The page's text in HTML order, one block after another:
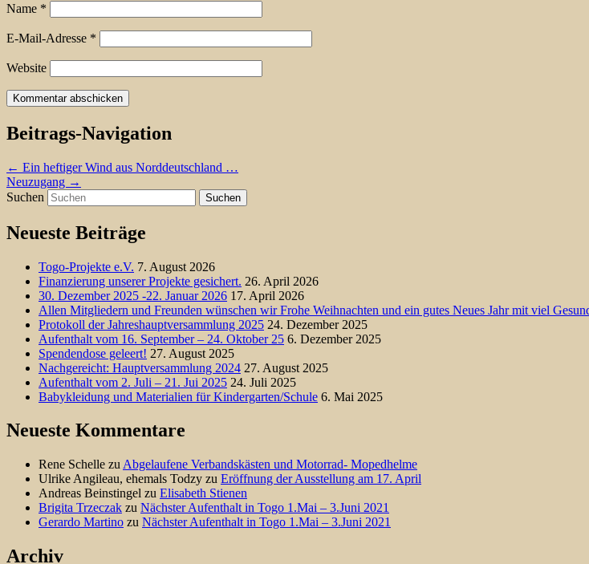
Name *
E-Mail-Adresse *
Website
Beitrags-Navigation
← Ein heftiger Wind aus Norddeutschland …
Neuzugang →
Suchen
Neueste Beiträge
Togo-Projekte e.V. 7. August 2026
Finanzierung unserer Projekte gesichert. 26. April 2026
30. Dezember 2025 -22. Januar 2026 17. April 2026
Allen Mitgliedern und Freunden wünschen wir Frohe Weihnachten und ein gutes Neues Jahr mit viel
Protokoll der Jahreshauptversammlung 2025 24. Dezember 2025
Aufenthalt vom 16. September – 24. Oktober 25 6. Dezember 2025
Spendendose geleert! 27. August 2025
Nachgereicht: Hauptversammlung 2024 27. August 2025
Aufenthalt vom 2. Juli – 21. Jui 2025 24. Juli 2025
Babykleidung und Materialien für Kindergarten/Schule 6. Mai 2025
Neueste Kommentare
Rene Schelle zu Abgelaufene Verbandskästen und Motorrad- Mopedhelme
Ulrike Angileau, ehemals Todzy zu Eröffnung der Ausstellung am 17. April
Andreas Beinstingel zu Elisabeth Stienen
Brigita Trzeczak zu Nächster Aufenthalt in Togo 1.Mai – 3.Juni 2021
Gerardo Martino zu Nächster Aufenthalt in Togo 1.Mai – 3.Juni 2021
Archiv